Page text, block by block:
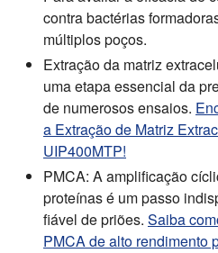
contra bactérias
múltiplos poços.
Extração da matriz
uma etapa essencial da
de numerosos ensaios.
a Extração de Matriz
UIP400MTP!
PMCA: A amplificação
proteínas é um passo
fiável de priões. Saiba
PMCA de alto rendimento